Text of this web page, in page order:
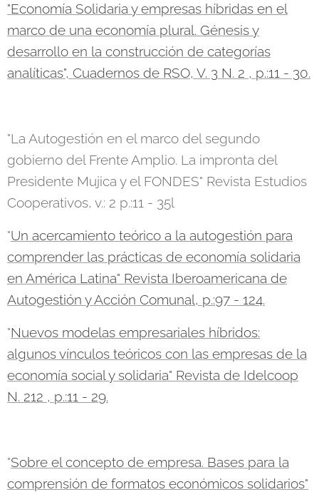
"Economía Solidaria y empresas híbridas en el
marco de una economía plural. Génesis y
desarrollo en la construcción de categorías
analíticas", Cuadernos de RSO, V. 3 N. 2 , p.:11 - 30.
"La Autogestión en el marco del segundo
gobierno del Frente Amplio. La impronta del
Presidente Mujica y el FONDES" Revista Estudios
Cooperativos, v.: 2 p.:11 - 35l
"Un acercamiento teórico a la autogestión para
comprender las prácticas de economía solidaria
en América Latina" Revista Iberoamericana de
Autogestión y Acción Comunal, p.:97 - 124.
"Nuevos modelas empresariales híbridos:
algunos vínculos teóricos con las empresas de la
economía social y solidaria" Revista de Idelcoop
N. 212 , p.:11 - 29.
"Sobre el concepto de empresa. Bases para la
comprensión de formatos económicos solidarios"